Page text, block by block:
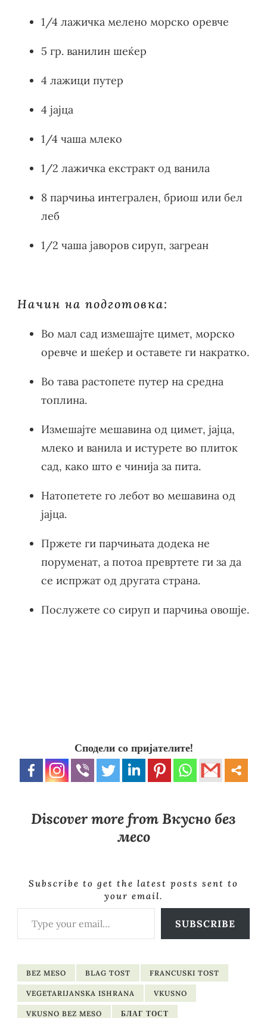
1/4 лажичка мелено морско оревче
5 гр. ванилин шеќер
4 лажици путер
4 јајца
1/4 чаша млеко
1/2 лажичка екстракт од ванила
8 парчиња интегрален, бриош или бел
леб
1/2 чаша јаворов сируп, загреан
Начин на подготовка:
Во мал сад измешајте цимет, морско
оревче и шеќер и оставете ги накратко.
Во тава растопете путер на средна
топлина.
Измешајте мешавина од цимет, јајца,
млеко и ванила и истурете во плиток
сад, како што е чинија за пита.
Натопетете го лебот во мешавина од
јајца.
Пржете ги парчињата додека не
поруменат, а потоа превртете ги за да
се испржат од другата страна.
Послужете со сируп и парчиња овошје.
Сподели со пријателите!
Discover more from Вкусно без
месо
Subscribe to get the latest posts sent to
your email.
Type your email…
SUBSCRIBE
BEZ MESO BLAG TOST FRANCUSKI TOST
VEGETARIJANSKA ISHRANA VKUSNO
VKUSNO BEZ MESO БЛАГ ТОСТ